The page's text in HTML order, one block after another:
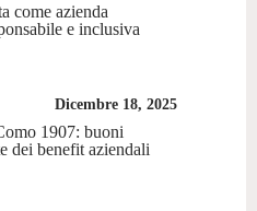
come azienda
e inclusiva
Dicembre 18, 2025
1907: buoni
dei benefit aziendali